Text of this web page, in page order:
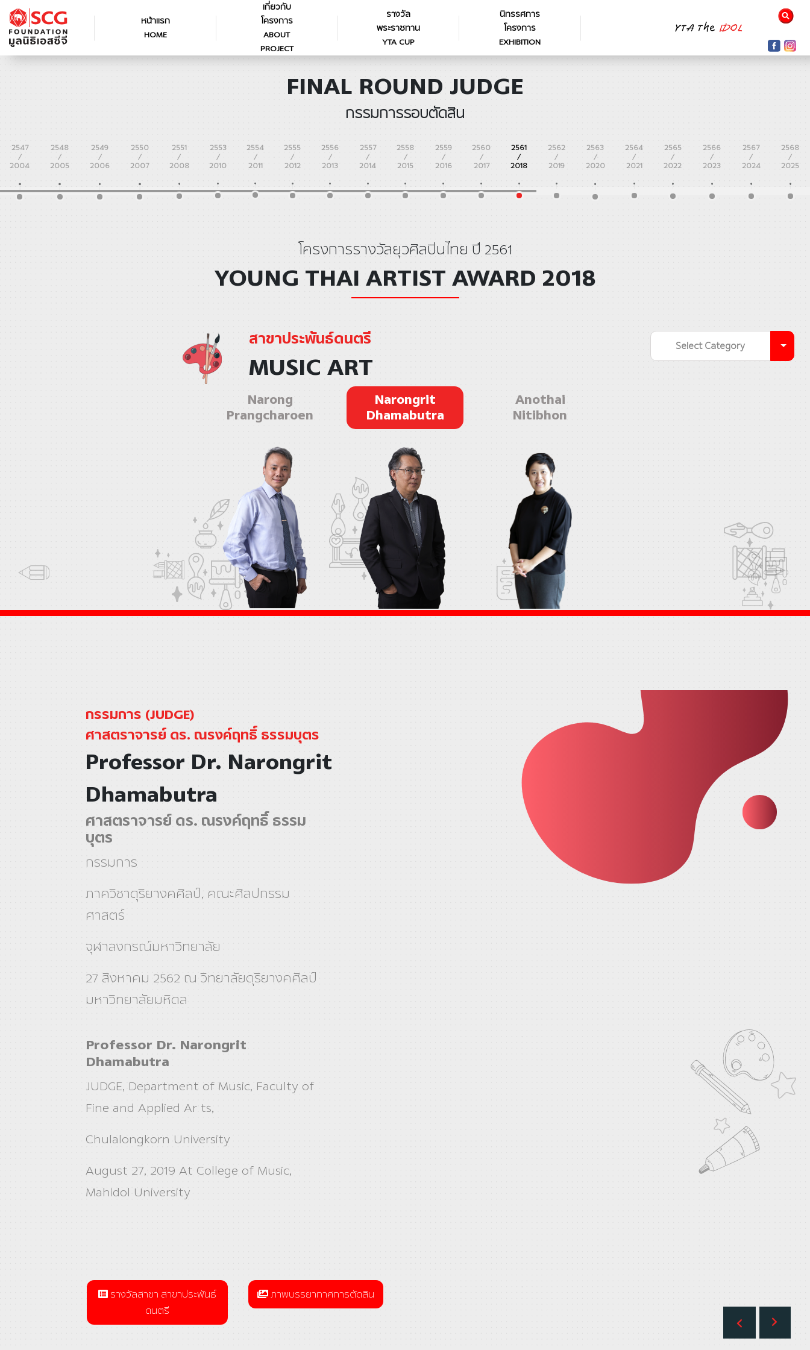
หน้าแรก
HOME
เกี่ยวกับ
โครงการ
ABOUT
PROJECT
รางวัล
พระราชทาน
YTA CUP
นิทรรศการ
โครงการ
EXHIBITION
FINAL ROUND JUDGE
กรรมการรอบตัดสิน
2547
/
2004
2548
/
2005
2549
/
2006
2550
/
2007
2551
/
2008
2553
/
2010
2554
/
2011
2555
/
2012
2556
/
2013
2557
/
2014
2558
/
2015
2559
/
2016
2560
/
2017
2561
/
2018
2562
/
2019
2563
/
2020
2564
/
2021
2565
/
2022
2566
/
2023
2567
/
2024
2568
/
2025
โครงการรางวัลยุวศิลปินไทย ปี 2561
YOUNG THAI ARTIST AWARD 2018
สาขาประพันธ์ดนตรี
MUSIC ART
Select Category
Narong
Prangcharoen
Narongrit
Dhamabutra
Anothai
Nitibhon
กรรมการ (JUDGE)
ศาสตราจารย์ ดร. ณรงค์ฤทธิ์ ธรรมบุตร
Professor Dr. Narongrit
Dhamabutra
ศาสตราจารย์ ดร. ณรงค์ฤทธิ์ ธรรม
บุตร
กรรมการ
ภาควิชาดุริยางคศิลป์, คณะศิลปกรรม
ศาสตร์
จุฬาลงกรณ์มหาวิทยาลัย
27 สิงหาคม 2562 ณ วิทยาลัยดุริยางคศิลป์
มหาวิทยาลัยมหิดล
Professor Dr. Narongrit
Dhamabutra
JUDGE, Department of Music, Faculty of
Fine and Applied Ar ts,
Chulalongkorn University
August 27, 2019 At College of Music,
Mahidol University
รางวัลสาขา สาขาประพันธ์
ดนตรี
ภาพบรรยากาศการตัดสิน